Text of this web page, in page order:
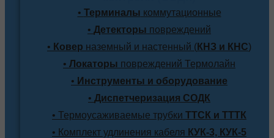
• Терминалы коммутационные
• Детекторы повреждений
• Ковер наземный и настенный (КНЗ и КНС)
• Локаторы повреждений Термолайн
• Инструменты и оборудование
• Диспетчеризация СОДК
• Термоусаживаемые трубки ТТСК и ТТТК
• Комплект удлинения кабеля КУК-3, КУК-5